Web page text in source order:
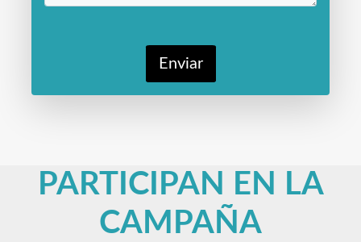
Enviar
PARTICIPAN EN LA
CAMPAÑA